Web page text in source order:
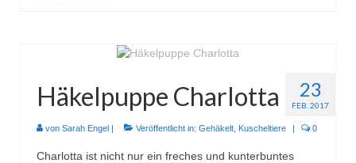
23
FEB. 2017
Häkelpuppe Charlotta
von Sarah Engel | Veröffentlicht in: Gehäkelt Kuscheltiere | 0
Charlotta ist nicht nur ein freches und kunterbuntes